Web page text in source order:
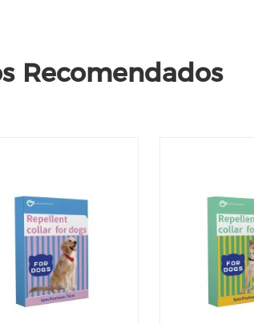
Recomendados